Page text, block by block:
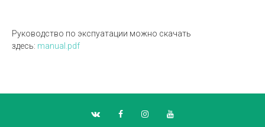
Руководство по экспуатации можно скачать
здесь: manual.pdf